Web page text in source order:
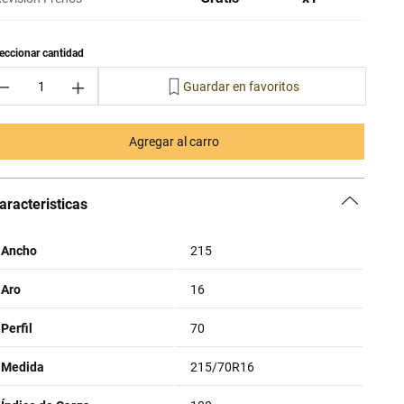
＋
Agregar al carro
Ancho 215
Aro 16
Perfil 70
Medida 215/70R16